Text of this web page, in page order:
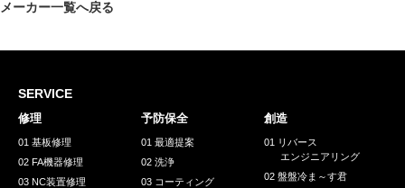
採用情報
GREEN CHALLENGE
環境への取り組み
メーカー一覧へ戻る
SERVICE
修理
01 基板修理
02 FA機器修理
03 NC装置修理
予防保全
01 最適提案
02 洗浄
03 コーティング
創造
01 リバース
エンジニアリング
02 盤盤冷ま～す君